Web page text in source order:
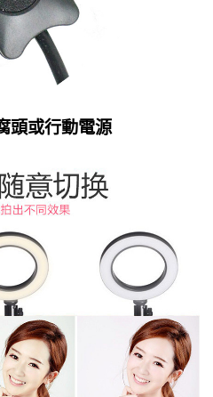
頭或行動電源